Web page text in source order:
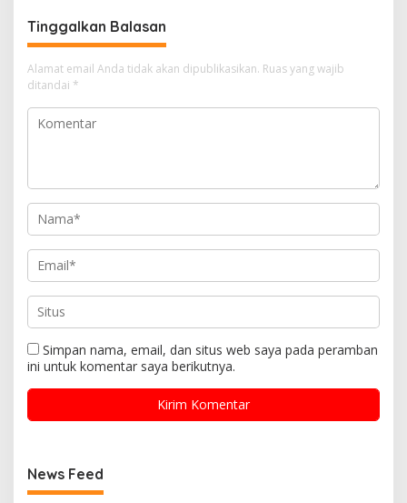
Tinggalkan Balasan
Alamat email Anda tidak akan dipublikasikan. Ruas yang wajib
ditandai *
Simpan nama, email, dan situs web saya pada peramban
ini untuk komentar saya berikutnya.
News Feed